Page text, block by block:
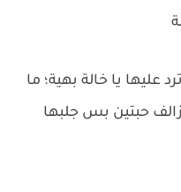
عليها يا خالة بهية؛ ما
حبتين بس جلبها